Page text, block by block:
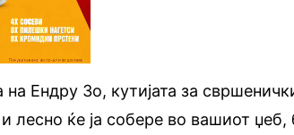
на Ендру Зо, кутијата за
лесно ќе ја собере во вашиот џеб,